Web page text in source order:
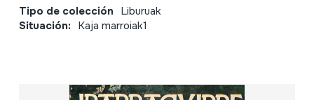
Tipo de colección Liburuak
Situación: Kaja marroiak1